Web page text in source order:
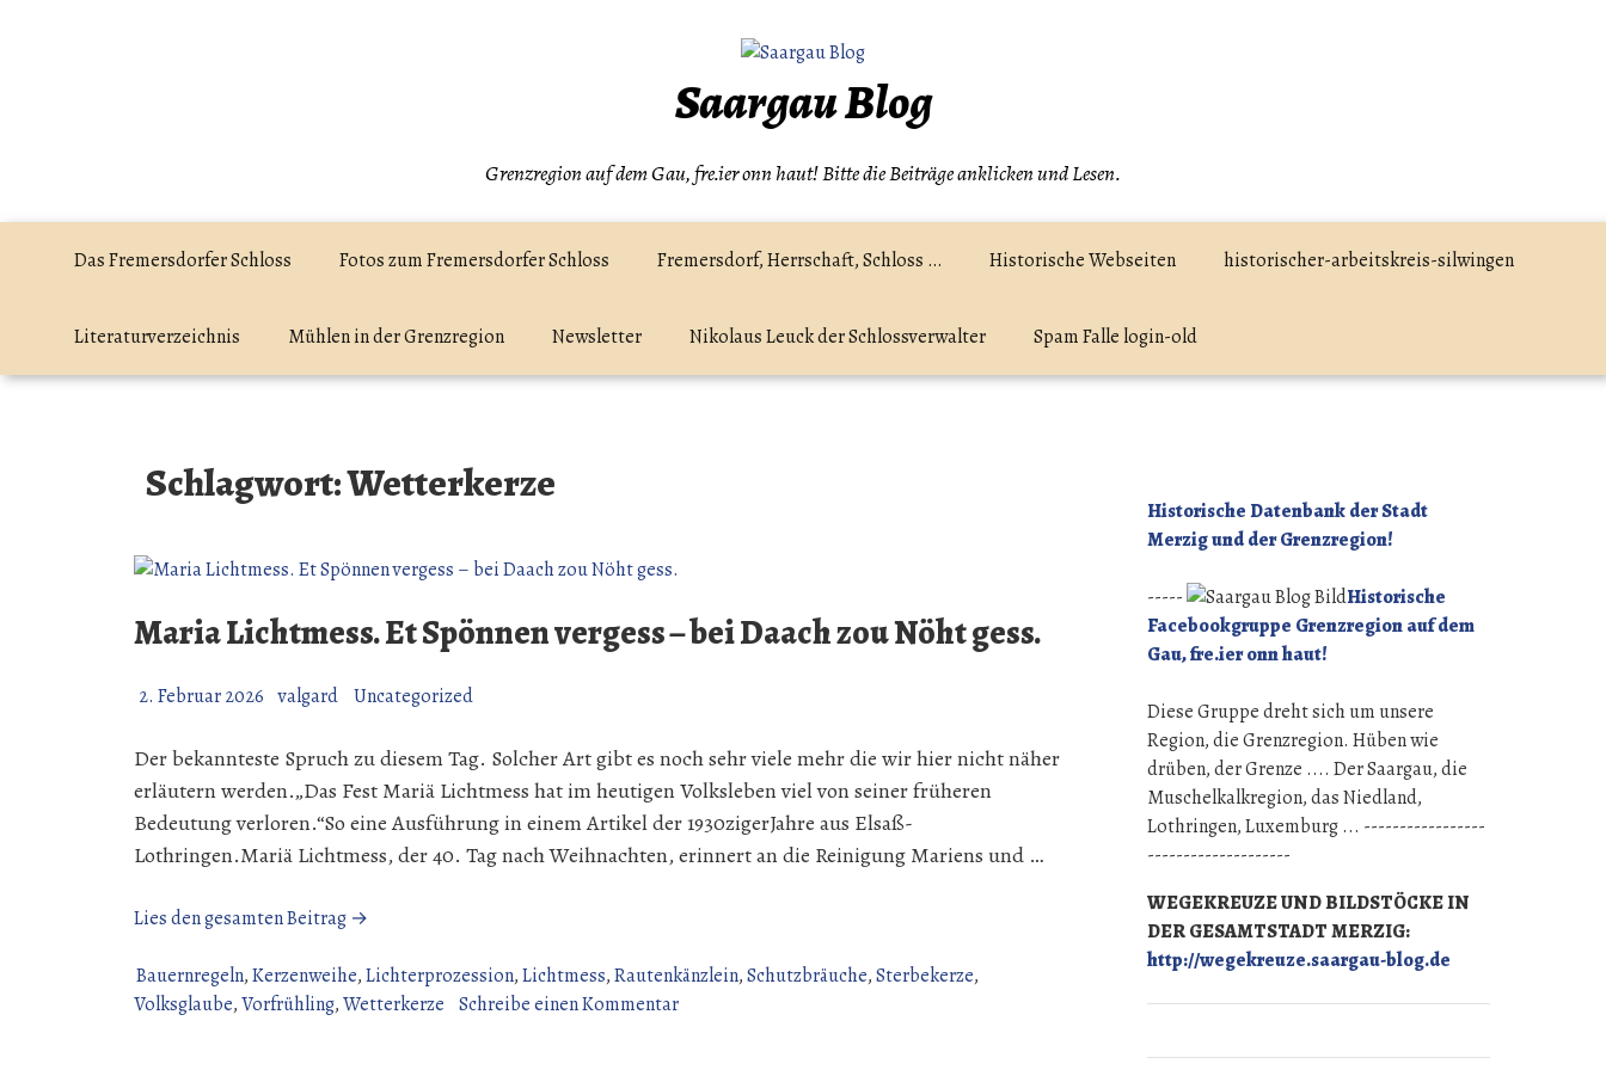
Saargau Blog
Grenzregion auf dem Gau, fre.ier onn haut! Bitte die Beiträge anklicken und Lesen.
Das Fremersdorfer Schloss Fotos zum Fremersdorfer Schloss Fremersdorf, Herrschaft, Schloss … Historische Webseiten historischer-arbeitskreis-silwingen
Literaturverzeichnis Mühlen in der Grenzregion Newsletter Nikolaus Leuck der Schlossverwalter Spam Falle login-old
Schlagwort:Wetterkerze
Maria Lichtmess. Et Spönnen vergess – bei Daach zou Nöht gess.
2. Februar 2026 valgard Uncategorized
Der bekannteste Spruch zu diesem Tag. Solcher Art gibt es noch sehr viele mehr die wir hier nicht näher
erläutern werden.„Das Fest Mariä Lichtmess hat im heutigen Volksleben viel von seiner früheren
Bedeutung verloren.“So eine Ausführung in einem Artikel der 1930zigerJahre aus Elsaß-
Lothringen.Mariä Lichtmess, der 40. Tag nach Weihnachten, erinnert an die Reinigung Mariens und …
Lies den gesamten Beitrag →
Et
Spönnen
Bauernregeln,Kerzenweihe,Lichterprozession,Lichtmess,Rautenkänzlein,Schutzbräuche,Sterbekerze,
Volksglaube,Vorfrühling,Wetterkerze Schreibe einen Kommentarzu
Historische Datenbank der Stadt
Merzig und der Grenzregion!
-----
Historische
Facebookgruppe Grenzregion auf dem
Gau, fre.ier onn haut!
Diese Gruppe dreht sich um unsere
Region, die Grenzregion. Hüben wie
drüben, der Grenze .... Der Saargau, die
Muschelkalkregion, das Niedland,
Lothringen, Luxemburg ... -----------------
--------------------
WEGEKREUZE UND BILDSTÖCKE IN
DER GESAMTSTADT MERZIG:
http://wegekreuze.saargau-blog.de